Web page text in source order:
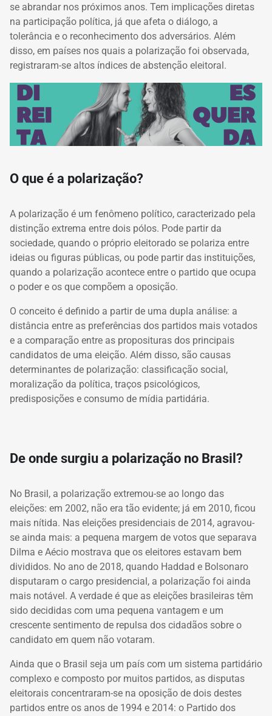
se abrandar nos próximos anos. Tem implicações diretas
na participação política, já que afeta o diálogo, a
tolerância e o reconhecimento dos adversários. Além
disso, em países nos quais a polarização foi observada,
registraram-se altos índices de abstenção eleitoral.
O que é a polarização?
A polarização é um fenômeno político, caracterizado pela
distinção extrema entre dois pólos. Pode partir da
sociedade, quando o próprio eleitorado se polariza entre
ideias ou figuras públicas, ou pode partir das instituições,
quando a polarização acontece entre o partido que ocupa
o poder e os que compõem a oposição.
O conceito é definido a partir de uma dupla análise: a
distância entre as preferências dos partidos mais votados
e a comparação entre as proposituras dos principais
candidatos de uma eleição. Além disso, são causas
determinantes de polarização: classificação social,
moralização da política, traços psicológicos,
predisposições e consumo de mídia partidária.
De onde surgiu a polarização no Brasil?
No Brasil, a polarização extremou-se ao longo das
eleições: em 2002, não era tão evidente; já em 2010, ficou
mais nítida. Nas eleições presidenciais de 2014, agravou-
se ainda mais: a pequena margem de votos que separava
Dilma e Aécio mostrava que os eleitores estavam bem
divididos. No ano de 2018, quando Haddad e Bolsonaro
disputaram o cargo presidencial, a polarização foi ainda
mais notável. A verdade é que as eleições brasileiras têm
sido decididas com uma pequena vantagem e um
crescente sentimento de repulsa dos cidadãos sobre o
candidato em quem não votaram.
Ainda que o Brasil seja um país com um sistema partidário
complexo e composto por muitos partidos, as disputas
eleitorais concentraram-se na oposição de dois destes
partidos entre os anos de 1994 e 2014: o Partido dos